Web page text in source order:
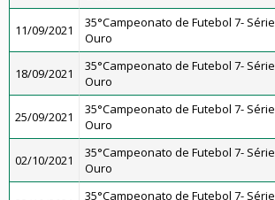
11/09/2021
35°Campeonato de Futebol 7- Série
Ouro
18/09/2021
35°Campeonato de Futebol 7- Série
Ouro
25/09/2021
35°Campeonato de Futebol 7- Série
Ouro
02/10/2021
35°Campeonato de Futebol 7- Série
Ouro
35°Campeonato de Futebol 7- Série